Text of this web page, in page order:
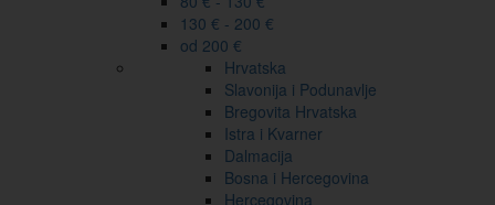
130 € - 200 €
od 200 €
Hrvatska
Slavonija i Podunavlje
Bregovita Hrvatska
Istra i Kvarner
Dalmacija
Bosna i Hercegovina
Hercegovina